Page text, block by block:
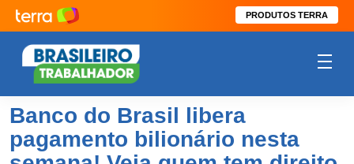
PRODUTOS TERRA
Banco do Brasil libera
pagamento bilionário nesta